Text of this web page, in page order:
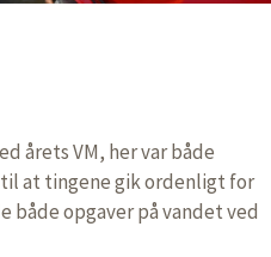
årets VM, her var både
til at tingene gik ordenligt for
både opgaver på vandet ved